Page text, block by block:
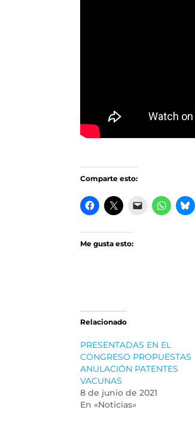
Comparte esto:
Me gusta esto:
Relacionado
PRESENTADAS EN EL
CONGRESO PROPUESTAS
ANULACIÓN PATENTES
VACUNAS
8 de junio de 2021
En «Noticias»